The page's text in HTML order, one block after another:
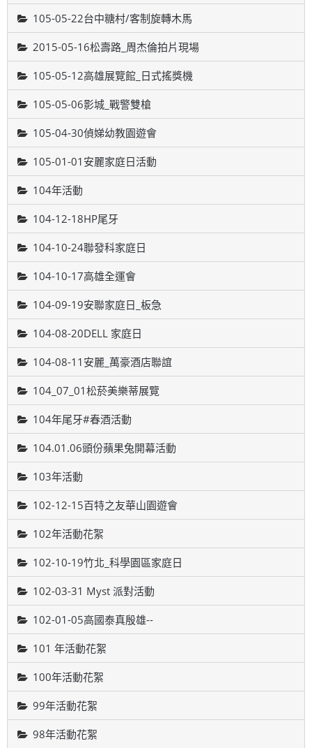
105-05-22台中糖村/客制旋轉木馬
2015-05-16松壽路_周杰倫拍片現場
105-05-12高雄展覽館_日式搖獎機
105-05-06影城_戰警雙槍
105-04-30偵娣幼教園遊會
105-01-01安麗家庭日活動
104年活動
104-12-18HP尾牙
104-10-24聯發科家庭日
104-10-17高雄全運會
104-09-19安聯家庭日_板急
104-08-20DELL 家庭日
104-08-11安麗_萬豪酒店聯誼
104_07_01松菸美樂蒂展覽
104年尾牙#春酒活動
104.01.06頭份蘋果兔開幕活動
103年活動
102-12-15百特之友華山園遊會
102年活動花絮
102-10-19竹北_科學園區家庭日
102-03-31 Myst 派對活動
102-01-05高國泰真殷雄--
101 年活動花絮
100年活動花絮
99年活動花絮
98年活動花絮